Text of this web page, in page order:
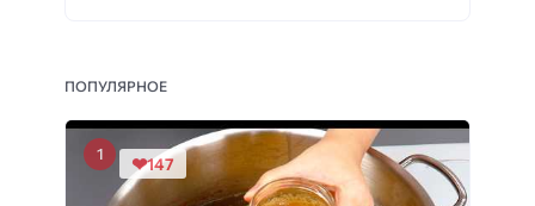
ПОПУЛЯРНОЕ
147